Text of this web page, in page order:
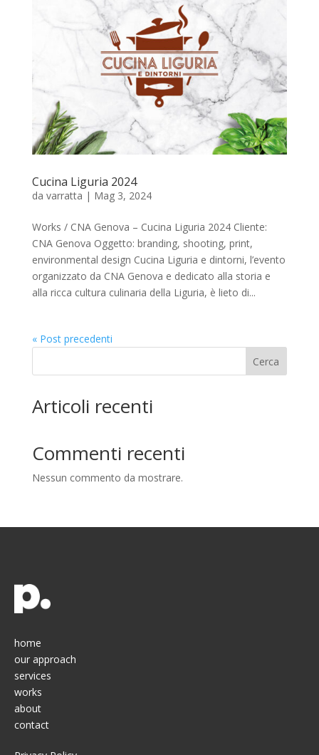
Cucina Liguria 2024
da varratta | Mag 3, 2024
Works / CNA Genova – Cucina Liguria 2024 Cliente:
CNA Genova Oggetto: branding, shooting, print,
environmental design Cucina Liguria e dintorni, l’evento
organizzato da CNA Genova e dedicato alla storia e
alla ricca cultura culinaria della Liguria, è lieto di...
« Post precedenti
Cerca
Articoli recenti
Commenti recenti
Nessun commento da mostrare.
home
our approach
services
works
about
contact